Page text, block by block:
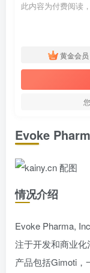
此内容为付费阅读
黄金会员
Evoke
情况介绍
Evoke Pharma,
注于开发和商业
产品包括Gimoti，